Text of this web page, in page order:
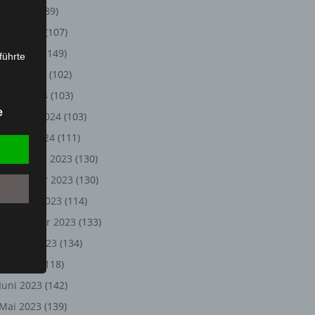
(89)
(107)
Mai 2024
(149)
(102)
März 2024 (103)
2024 (103)
2024 (111)
Dezember 2023 (130)
November 2023 (130)
2023 (114)
September 2023 (133)
August 2023 (134)
(118)
Juni 2023 (142)
Mai 2023 (139)